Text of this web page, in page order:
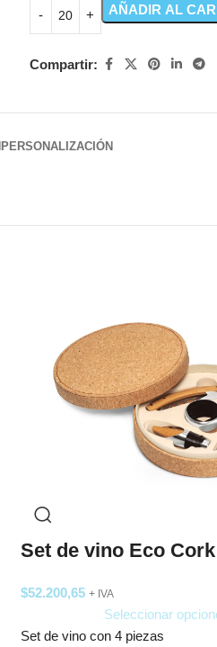
AÑADIR AL
Compartir:
PERSONALIZACIÓN
Set de vino Eco Cork
$52.200,65 + IVA
Seleccionar
Set de vino con 4 piezas